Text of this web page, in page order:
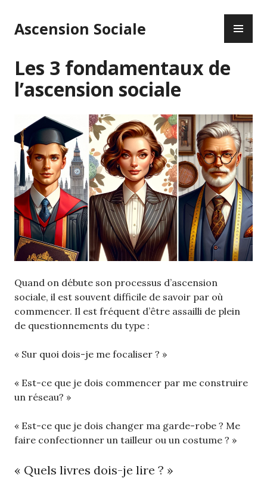
au
contenu
Ascension Sociale
Les 3 fondamentaux de
l’ascension sociale
Quand on débute son processus d’ascension
sociale, il est souvent difficile de savoir par où
commencer. Il est fréquent d’être assailli de plein
de questionnements du type :
« Sur quoi dois-je me focaliser ? »
« Est-ce que je dois commencer par me construire
un réseau? »
« Est-ce que je dois changer ma garde-robe ? Me
faire confectionner un tailleur ou un costume ? »
« Quels livres dois-je lire ? »